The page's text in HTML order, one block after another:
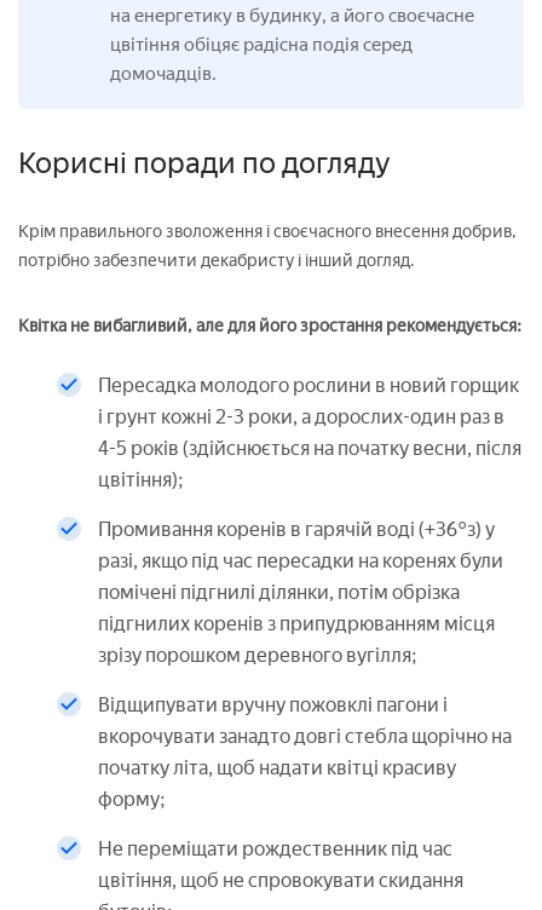
на енергетику в будинку, а його своєчасне
цвітіння обіцяє радісна подія серед
домочадців.
Корисні поради по догляду
Крім правильного зволоження і своєчасного внесення добрив,
потрібно забезпечити декабристу і інший догляд.
Квітка не вибагливий, але для його зростання рекомендується:
Пересадка молодого рослини в новий горщик
і грунт кожні 2-3 роки, а дорослих-один раз в
4-5 років (здійснюється на початку весни, після
цвітіння);
Промивання коренів в гарячій воді (+36°з) у
разі, якщо під час пересадки на коренях були
помічені підгнилі ділянки, потім обрізка
підгнилих коренів з припудрюванням місця
зрізу порошком деревного вугілля;
Відщипувати вручну пожовклі пагони і
вкорочувати занадто довгі стебла щорічно на
початку літа, щоб надати квітці красиву
форму;
Не переміщати рождественник під час
цвітіння, щоб не спровокувати скидання